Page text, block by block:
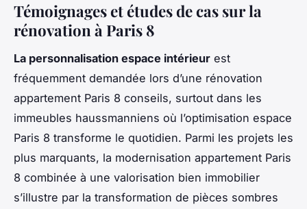
Témoignages et études de cas sur la
rénovation à Paris 8
La personnalisation espace intérieur est
fréquemment demandée lors d’une rénovation
appartement Paris 8 conseils, surtout dans les
immeubles haussmanniens où l’optimisation espace
Paris 8 transforme le quotidien. Parmi les projets les
plus marquants, la modernisation appartement Paris
8 combinée à une valorisation bien immobilier
s’illustre par la transformation de pièces sombres